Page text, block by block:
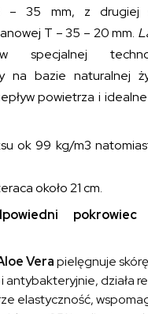
– 35 mm, z drugiej
T – 35 – 20 mm.
specjalnej
na bazie naturalnej
powietrza i
ok 99 kg/m3
około 21 cm.
Verapielęgnuje
antybakteryjnie, działa
elastyczność,